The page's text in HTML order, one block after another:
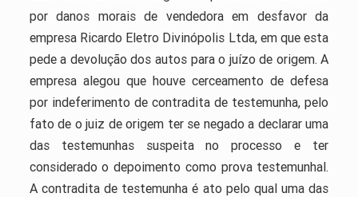
por danos morais de vendedora em desfavor da
empresa Ricardo Eletro Divinópolis Ltda, em que esta
pede a devolução dos autos para o juízo de origem. A
empresa alegou que houve cerceamento de defesa
por indeferimento de contradita de testemunha, pelo
fato de o juiz de origem ter se negado a declarar uma
das testemunhas suspeita no processo e ter
considerado o depoimento como prova testemunhal.
A contradita de testemunha é ato pelo qual uma das